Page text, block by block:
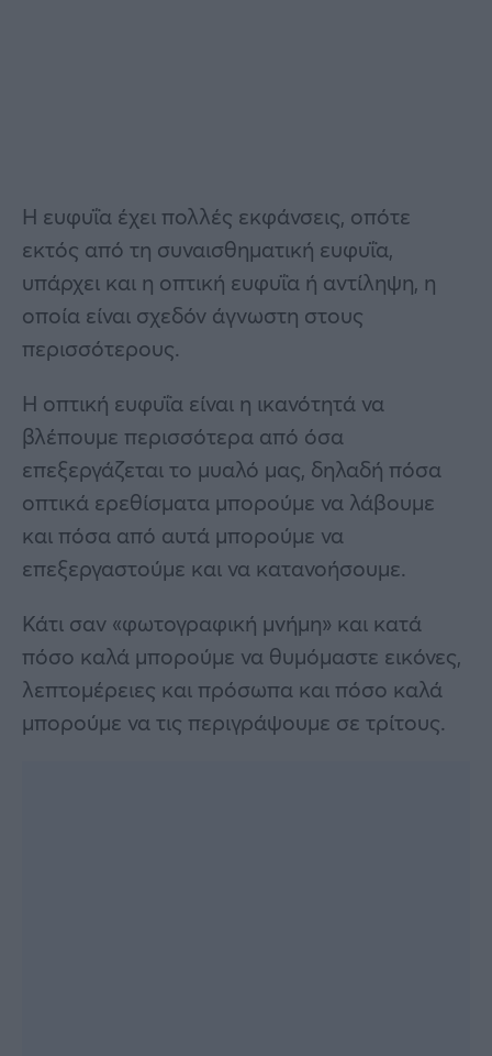
Η ευφυΐα έχει πολλές εκφάνσεις, οπότε
εκτός από τη συναισθηματική ευφυΐα,
υπάρχει και η οπτική ευφυΐα ή αντίληψη, η
οποία είναι σχεδόν άγνωστη στους
περισσότερους.
Η οπτική ευφυΐα είναι η ικανότητά να
βλέπουμε περισσότερα από όσα
επεξεργάζεται το μυαλό μας, δηλαδή πόσα
οπτικά ερεθίσματα μπορούμε να λάβουμε
και πόσα από αυτά μπορούμε να
επεξεργαστούμε και να κατανοήσουμε.
Κάτι σαν «φωτογραφική μνήμη» και κατά
πόσο καλά μπορούμε να θυμόμαστε εικόνες,
λεπτομέρειες και πρόσωπα και πόσο καλά
μπορούμε να τις περιγράψουμε σε τρίτους.